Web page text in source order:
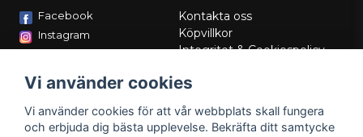
Facebook
Instagram
Kontakta oss
Köpvillkor
Integritet & Cookiespolicy
Service/Garanti
Lådritning
Vi använder cookies
Vi använder cookies för att vår webbplats skall fungera
och erbjuda dig bästa upplevelse. Bekräfta ditt samtycke